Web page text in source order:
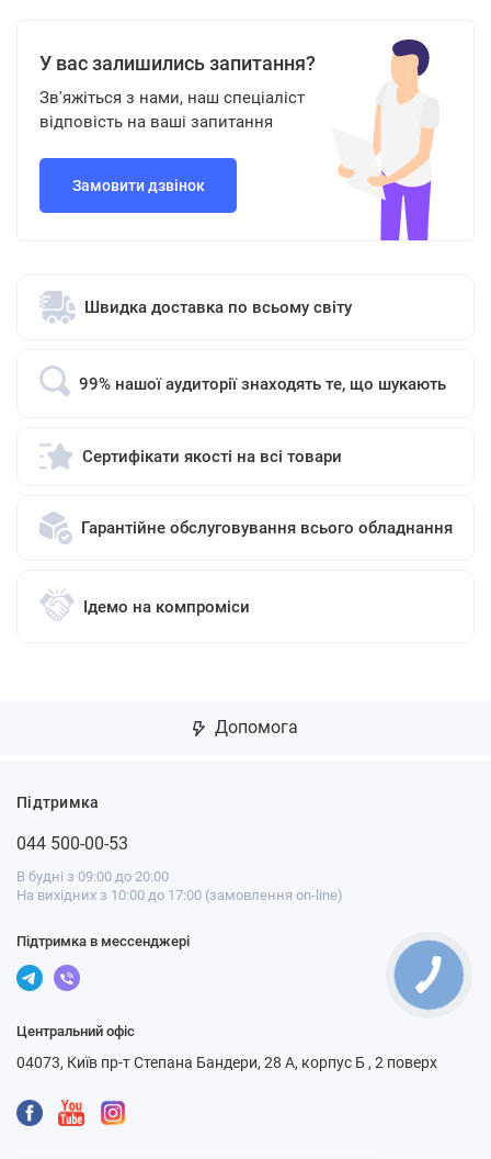
У вас залишились запитання?
Зв'яжіться з нами, наш спеціаліст
відповість на ваші запитання
Замовити дзвінок
Швидка доставка по всьому світу
99% нашої аудиторії знаходять те, що шукають
Сертифікати якості на всі товари
Гарантійне обслуговування всього обладнання
Ідемо на компроміси
Допомога
Підтримка
044 500-00-53
В будні з 09:00 до 20:00
На вихідних з 10:00 до 17:00 (замовлення on-line)
Підтримка в мессенджері
Центральний офіс
04073, Київ пр-т Степана Бандери, 28 А, корпус Б , 2 поверх